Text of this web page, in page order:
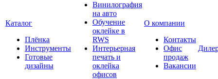
Каталог
Плёнка
Инструменты
Готовые
дизайны
Винилография
на авто
Обучение
оклейке в
RWS
Интерьерная
печать и
оклейка
офисов
О компании
Контакты
Офис
продаж
Вакансии